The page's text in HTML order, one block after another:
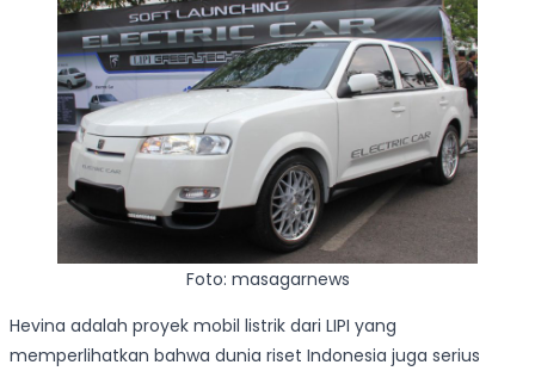
Foto: masagarnews
Hevina adalah proyek mobil listrik dari LIPI yang
memperlihatkan bahwa dunia riset Indonesia juga serius